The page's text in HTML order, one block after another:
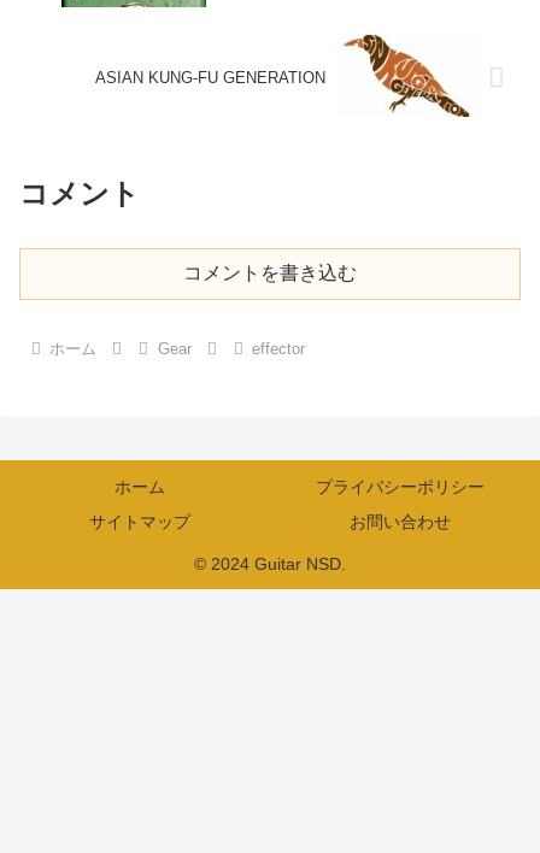
ASIAN KUNG-FU GENERATION
コメント
コメントを書き込む
ホーム Gear effector
ホーム
プライバシーポリシー
サイトマップ
お問い合わせ
© 2024 Guitar NSD.